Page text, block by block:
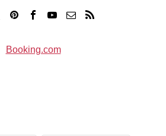
Booking.com